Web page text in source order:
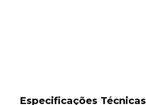
Especificações Técnicas